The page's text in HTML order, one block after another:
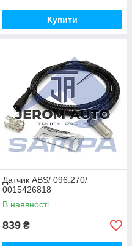
Купити
Датчик ABS/ 096.270/
0015426818
В наявності
839 ₴